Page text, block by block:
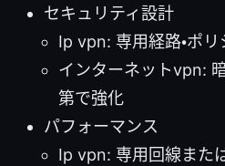
セキュリティ設計
Ip vpn: 専用経路・ポ
インターネットvpn:
第で強化
パフォーマンス
Ip vpn: 専用回線また